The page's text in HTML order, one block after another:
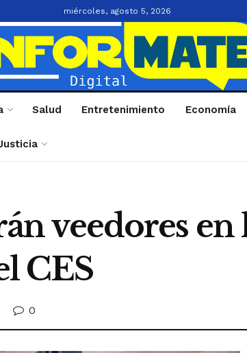
miércoles, agosto 5, 2026
Salud Entretenimiento Economía
veedores en
CES
0